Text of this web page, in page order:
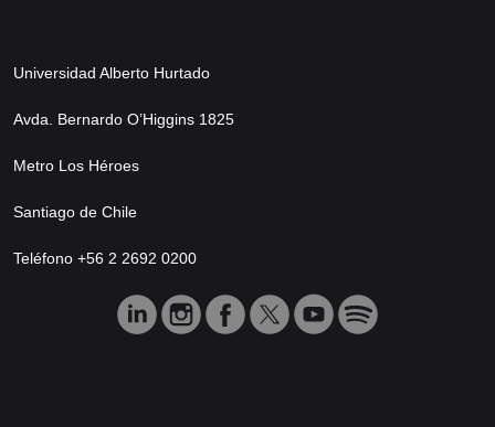
Universidad Alberto Hurtado
Avda. Bernardo O’Higgins 1825
Metro Los Héroes
Santiago de Chile
Teléfono +56 2 2692 0200